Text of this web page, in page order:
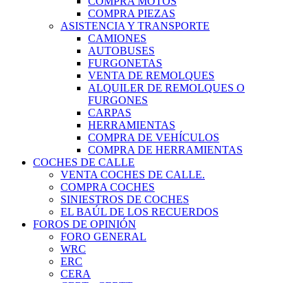
COMPRA PIEZAS
ASISTENCIA Y TRANSPORTE
CAMIONES
AUTOBUSES
FURGONETAS
VENTA DE REMOLQUES
ALQUILER DE REMOLQUES O
FURGONES
CARPAS
HERRAMIENTAS
COMPRA DE VEHÍCULOS
COMPRA DE HERRAMIENTAS
COCHES DE CALLE
VENTA COCHES DE CALLE.
COMPRA COCHES
SINIESTROS DE COCHES
EL BAÚL DE LOS RECUERDOS
FOROS DE OPINIÓN
FORO GENERAL
WRC
ERC
CERA